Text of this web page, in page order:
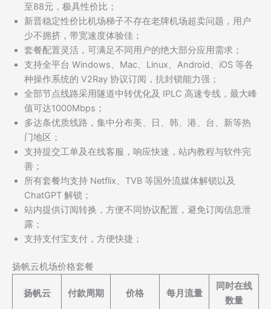
至88元，极具性价比；
新晋稳定性价比机场梯子不存在老牌机场超卖问题，用户
少不拥挤，带宽速度体验佳；
套餐配置灵活，可满足不同用户的绝大部分应用需求；
支持全平台 Windows、Mac、Linux、Android、iOS 等各
种操作系统的 V2Ray 协议订阅，抗封锁能力强；
全部节点线路采用隧道中转优化及 IPLC 高速专线，最大峰
值可达1000Mbps；
多达条优质线路，集中分布美、日、韩、港、台、新等热
门地区；
支持提交工单及在线客服，响应快速，站内教程与软件完
善；
所有套餐均支持 Netflix、TVB 等国外流媒体解锁以及
ChatGPT 解锁；
站内提供订阅转换，方便不同协议配置，避免订阅信息泄
露；
支持支付宝支付，方便快捷；
扬帆云机场价格套餐
扬帆云 付款周期 价格 每月流量
同时在线
数量